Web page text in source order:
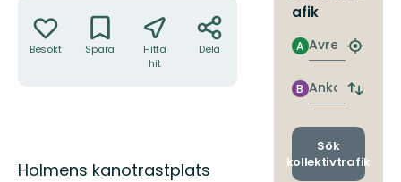
Besökt Spara
Hitta
hit
Dela
Beskrivning
Holmens kanotrastplats
afik
Avresa
A
Hitta
Ankomst
B
Byt
och
Sök
kollektivtrafik